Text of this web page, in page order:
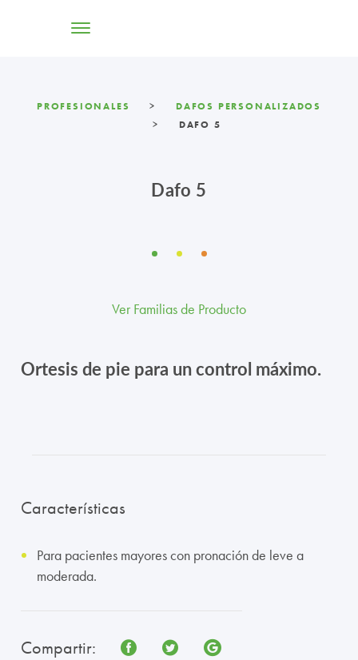
CONÓCENOS
TRABAJA CON NOSOTROS
PROFESIONALES >
DAFOS PERSONALIZADOS
>
DAFO 5
Dafo 5
Ver Familias de Producto
Ortesis de pie para un control máximo.
Características
Para pacientes mayores con pronación de leve a
moderada.
Compartir: